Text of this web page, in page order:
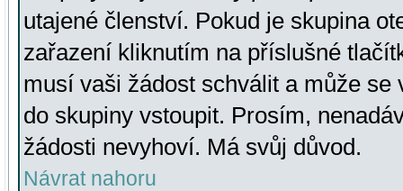
utajené členství. Pokud je skupina
zařazení kliknutím na příslušné
musí vaši žádost schválit a může se
do skupiny vstoupit. Prosím,
žádosti nevyhoví. Má svůj důvod.
Návrat nahoru